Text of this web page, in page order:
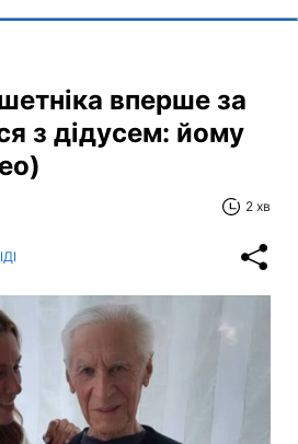
вперше за
з дідусем: йому
2 хв